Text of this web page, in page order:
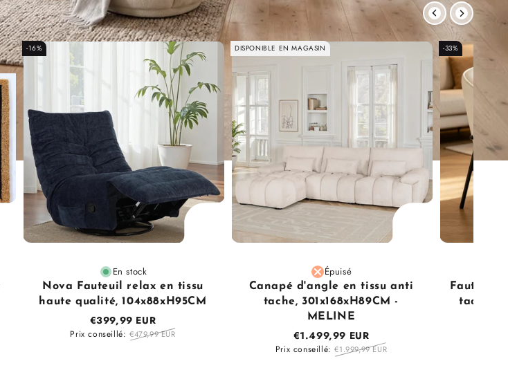
-16%
En stock
Nova Fauteuil relax en tissu
haute qualité, 104x88xH95CM
€399,99 EUR
Prix conseillé: €479,99 EUR
DISPONIBLE EN MAGASIN
Épuisé
Canapé d'angle en tissu anti
tache, 301x168xH89CM -
MELINE
€1.499,99 EUR
Prix conseillé: €1.999,99 EUR
-33%
Fauteuil
tache,